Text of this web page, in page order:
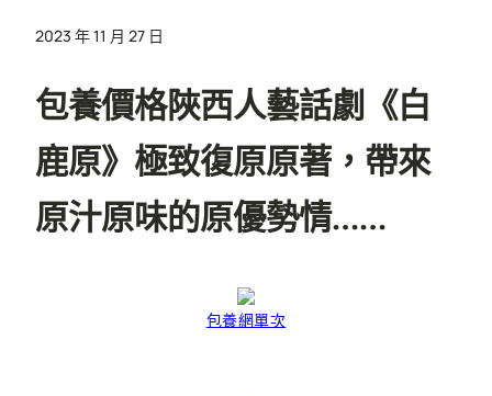
2023 年 11 月 27 日
包養價格陜西人藝話劇《白
鹿原》極致復原原著，帶來
原汁原味的原優勢情……
包養網單次